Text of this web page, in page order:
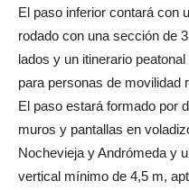
El paso inferior contará con
rodado con una sección de
lados y un itinerario
para personas de movilidad
El paso estará formado por
muros y pantallas en
Nochevieja y Andrómeda y
vertical mínimo de 4,5 m,